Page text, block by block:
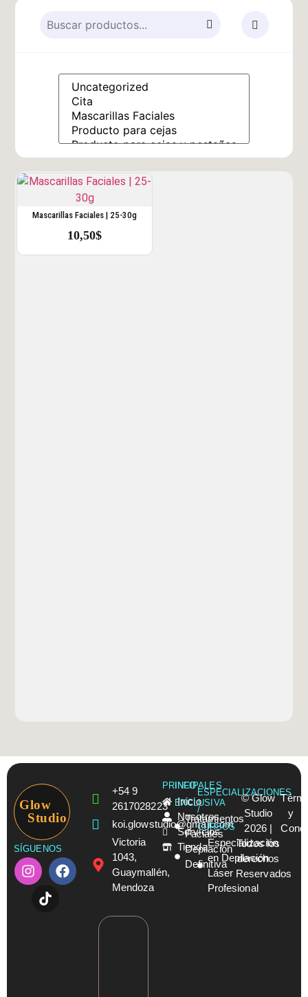
Mascarillas Faciales | 25-30g
10,50$
Glow
Studio
SÍGUENOS
+54 9
2617028223
koi.glowstudio@gmail.com
Victoria
1043,
Guaymallén,
Mendoza
PRINCIPALES
Inicio
Nosotros
Servicios
Tienda
INFO
EXCLUSIVA
Tratamientos
Faciales
Depilación
Definitiva
ESPECIALIZACIONES
/
CURSOS
Especialización
en Depilación
Láser
Profesional
© Glow
Studio
2026 |
Todos los
derechos
Reservados
y